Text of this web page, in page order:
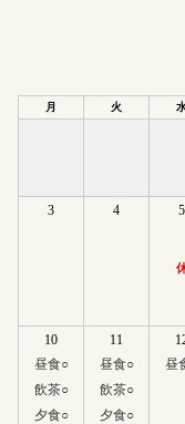
月 火
3 4 5
10
昼食○
飲茶○
夕食○
11
昼食○
飲茶○
夕食○
昼